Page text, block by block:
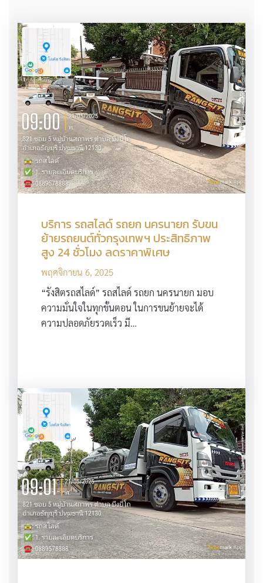
บริการ รถสไลด์ รถยก นครนายก รับขน
ย้ายรถยนต์ทั่วกรุงเทพฯ ประสิทธิภาพ
สูง 24 ชั่วโมง ลดราคาพิเศษ
พฤศจิกายน 6, 2025
“รังสิตรถสไลด์” รถสไลด์ รถยก นครนายก มอบ
ความมั่นใจในทุกขั้นตอน ในการขนย้ายจะได้
ความปลอดภัยรวดเร็ว มี…